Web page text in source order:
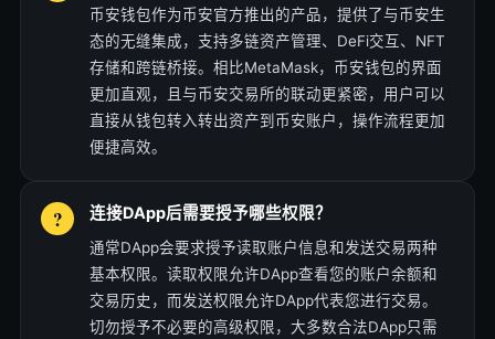
币安钱包作为币安官方推出的产品，提供了与币安生
态的无缝集成，支持多链资产管理、DeFi交互、NFT
存储和跨链桥接。相比MetaMask，币安钱包的界面
更加直观，且与币安交易所的联动更紧密，用户可以
直接从钱包转入转出资产到币安账户，操作流程更加
便捷高效。
连接DApp后需要授予哪些权限？
通常DApp会要求授予读取账户信息和发送交易两种
基本权限。读取权限允许DApp查看您的账户余额和
交易历史，而发送权限允许DApp代表您进行交易。
切勿授予不必要的高级权限，大多数合法DApp只需